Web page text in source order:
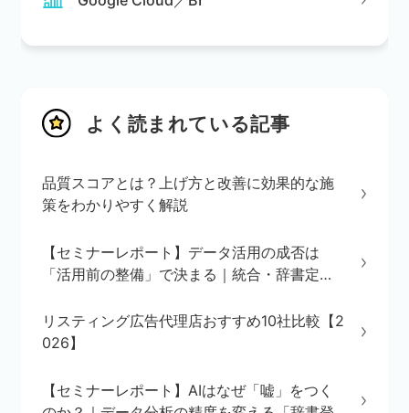
よく読まれている記事
品質スコアとは？上げ方と改善に効果的な施
策をわかりやすく解説
【セミナーレポート】データ活用の成否は
「活用前の整備」で決まる｜統合・辞書定
リスティング広告代理店おすすめ10社比較【2
026】
【セミナーレポート】AIはなぜ「嘘」をつく